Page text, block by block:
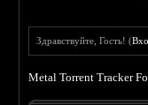
Здравствуйте, Гость! (
Metal Torrent Tracker